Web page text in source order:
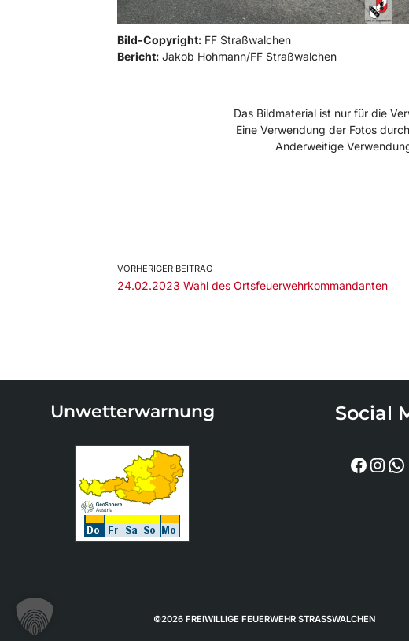
Bild-Copyright: FF Straßwalchen
Bericht: Jakob Hohmann/FF Straßwalchen
Das Bildmaterial ist nur für die
Eine Verwendung der Fotos
Anderweitige
VORHERIGER BEITRAG
24.02.2023 Wahl des Ortsfeuerwehrkommandanten
Unwetterwarnung Social
©2026 FREIWILLIGE FEUERWEHR STRASSWALCHEN